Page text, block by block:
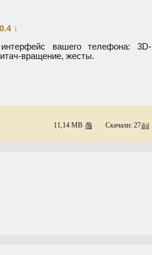
↓
вашего телефона: 3D-
вращение, жесты.
11,14 MB Скачали: 27